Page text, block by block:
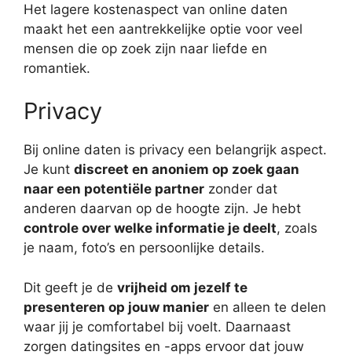
Het lagere kostenaspect van online daten
maakt het een aantrekkelijke optie voor veel
mensen die op zoek zijn naar liefde en
romantiek.
Privacy
Bij online daten is privacy een belangrijk aspect.
Je kunt discreet en anoniem op zoek gaan
naar een potentiële partner zonder dat
anderen daarvan op de hoogte zijn. Je hebt
controle over welke informatie je deelt, zoals
je naam, foto’s en persoonlijke details.
Dit geeft je de vrijheid om jezelf te
presenteren op jouw manier en alleen te delen
waar jij je comfortabel bij voelt. Daarnaast
zorgen datingsites en -apps ervoor dat jouw